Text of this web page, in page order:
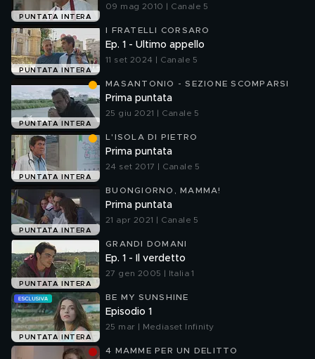
PUNTATA INTERA
09 mag 2010 | Canale 5
PUNTATA INTERA
I FRATELLI CORSARO
Ep. 1 - Ultimo appello
11 set 2024 | Canale 5
PUNTATA INTERA
MASANTONIO - SEZIONE SCOMPARSI
Prima puntata
25 giu 2021 | Canale 5
PUNTATA INTERA
L'ISOLA DI PIETRO
Prima puntata
24 set 2017 | Canale 5
PUNTATA INTERA
BUONGIORNO, MAMMA!
Prima puntata
21 apr 2021 | Canale 5
PUNTATA INTERA
GRANDI DOMANI
Ep. 1 - Il verdetto
27 gen 2005 | Italia 1
PUNTATA INTERA
BE MY SUNSHINE
Episodio 1
25 mar | Mediaset Infinity
4 MAMME PER UN DELITTO